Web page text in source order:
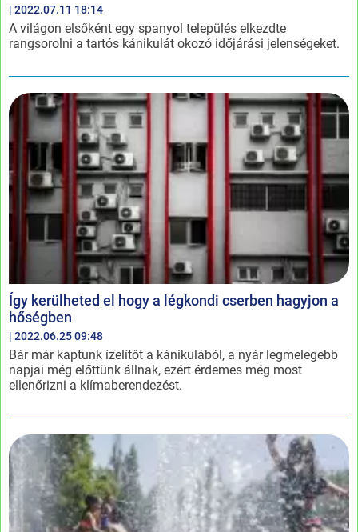
| 2022.07.11 18:14
A világon elsőként egy spanyol település elkezdte
rangsorolni a tartós kánikulát okozó időjárási jelenségeket.
Így kerülheted el hogy a légkondi cserben hagyjon a
hőségben
| 2022.06.25 09:48
Bár már kaptunk ízelítőt a kánikulából, a nyár legmelegebb
napjai még előttünk állnak, ezért érdemes még most
ellenőrizni a klímaberendezést.